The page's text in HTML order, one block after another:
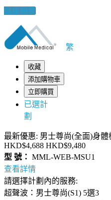
健康錦囊
繁
收藏
添加購物車
立即購買
已選計
劃
最新優惠: 男士尊尚(全面)身體
HKD$4,688 HKD$9,480
型 號： MML-WEB-MSU1
查看詳情
請選擇計劃內的服務:
超聲波：男士尊尚(S1) 5選3